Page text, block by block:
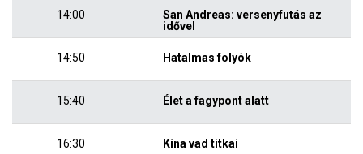
14:00
San Andreas: versenyfutás az
idővel
14:50 Hatalmas folyók
15:40 Élet a fagypont alatt
16:30 Kína vad titkai